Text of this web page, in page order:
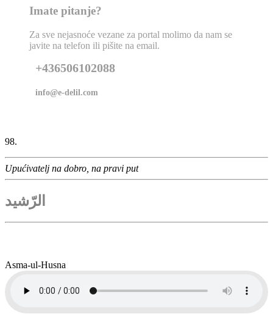
Imate pitanje?
Za sve nejasnoće vezane za portal molimo da nam se
javite na telefon ili pišite na email.
+436506102088
info@e-delil.com
98.
Upućivatelj na dobro, na pravi put
الرّشيد
Asma-ul-Husna